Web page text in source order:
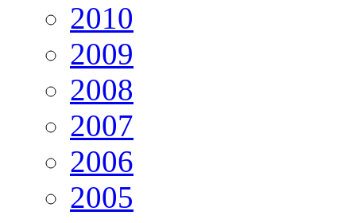
2010
2009
2008
2007
2006
2005